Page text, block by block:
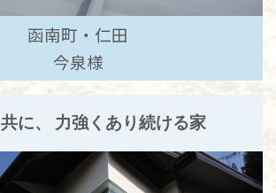
函南町・仁田
今泉様
に、 力強くあり続ける家